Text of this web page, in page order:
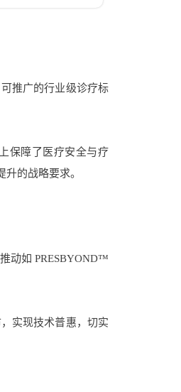
推广的行业级诊疗标
保障了医疗安全与疗
的战略要求。
动如 PRESBYOND™
实现技术普惠，切实